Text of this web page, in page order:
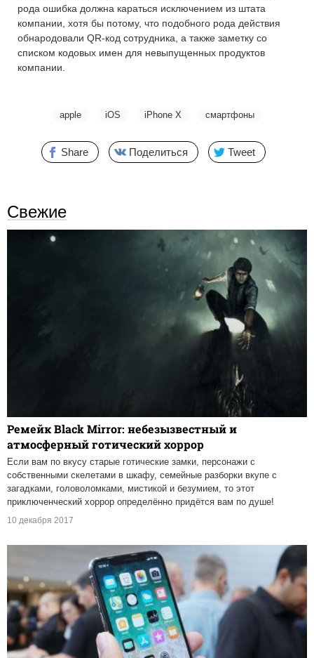
рода ошибка должна караться исключением из штата
компании, хотя бы потому, что подобного рода действия
обнародовали QR-код сотрудника, а также заметку со
списком кодовых имен для невыпущенных продуктов
компании.
apple iOS iPhone X смартфоны
Share Поделиться Tweet
Свежие
Ремейк Black Mirror: небезызвестный и
атмосферный готический хоррор
Если вам по вкусу старые готические замки, персонажи с
собственными скелетами в шкафу, семейные разборки вкупе с
загадками, головоломками, мистикой и безумием, то этот
приключенческий хоррор определённо придётся вам по душе!
10 декабря 2017